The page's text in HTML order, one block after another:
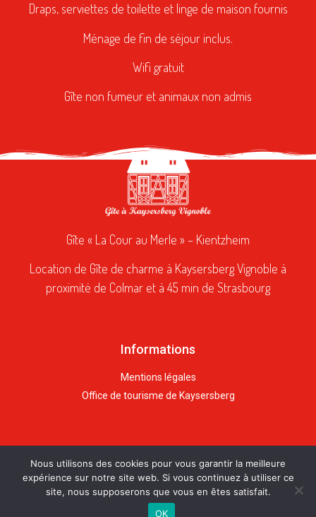
Draps, serviettes de toilette et linge de maison fournis
Ménage de fin de séjour inclus.
Wifi gratuit
Gîte non fumeur et animaux non admis
Gîte « La Cour au Merle » – Kientzheim
Location de Gîte de charme à Kaysersberg Vignoble à
proximité de Colmar et à 45 min de Strasbourg
Informations
Mentions légales
Office de tourisme de Kaysersberg
© 2020 - Tous droits réservés
Julien Agence Web
Nous utilisons des cookies pour vous garantir la meilleure
expérience sur notre site web. Si vous continuez à utiliser ce
site, nous supposerons que vous en êtes satisfait.
OK